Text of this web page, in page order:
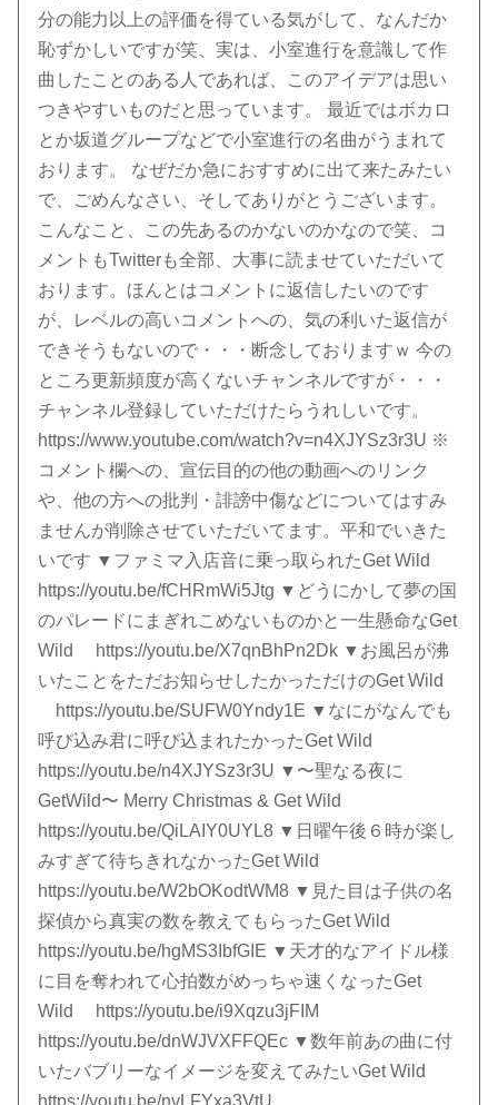
分の能力以上の評価を得ている気がして、なんだか
恥ずかしいですが笑、実は、小室進行を意識して作
曲したことのある人であれば、このアイデアは思い
つきやすいものだと思っています。 最近ではボカロ
とか坂道グループなどで小室進行の名曲がうまれて
おります。 なぜだか急におすすめに出て来たみたい
で、ごめんなさい、そしてありがとうございます。
こんなこと、この先あるのかないのかなので笑、コ
メントもTwitterも全部、大事に読ませていただいて
おります。ほんとはコメントに返信したいのです
が、レベルの高いコメントへの、気の利いた返信が
できそうもないので・・・断念しておりますｗ 今の
ところ更新頻度が高くないチャンネルですが・・・
チャンネル登録していただけたらうれしいです。
https://www.youtube.com/watch?v=n4XJYSz3r3U ※
コメント欄への、宣伝目的の他の動画へのリンク
や、他の方への批判・誹謗中傷などについてはすみ
ませんが削除させていただいてます。平和でいきた
いです ▼ファミマ入店音に乗っ取られたGet Wild
https://youtu.be/fCHRmWi5Jtg ▼どうにかして夢の国
のパレードにまぎれこめないものかと一生懸命なGet
Wild https://youtu.be/X7qnBhPn2Dk ▼お風呂が沸
いたことをただお知らせしたかっただけのGet Wild
https://youtu.be/SUFW0Yndy1E ▼なにがなんでも
呼び込み君に呼び込まれたかったGet Wild
https://youtu.be/n4XJYSz3r3U ▼〜聖なる夜に
GetWild〜 Merry Christmas & Get Wild
https://youtu.be/QiLAIY0UYL8 ▼日曜午後６時が楽し
みすぎて待ちきれなかったGet Wild
https://youtu.be/W2bOKodtWM8 ▼見た目は子供の名
探偵から真実の数を教えてもらったGet Wild
https://youtu.be/hgMS3IbfGIE ▼天才的なアイドル様
に目を奪われて心拍数がめっちゃ速くなったGet
Wild https://youtu.be/i9Xqzu3jFIM
https://youtu.be/dnWJVXFFQEc ▼数年前あの曲に付
いたバブリーなイメージを変えてみたいGet Wild
https://youtu.be/nyLFYxa3VtU